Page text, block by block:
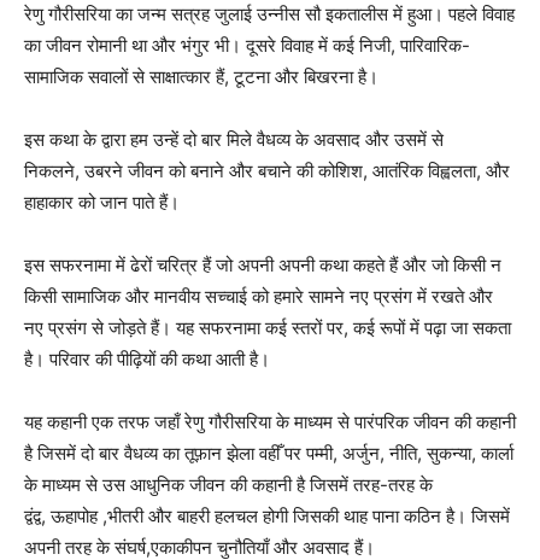
रेणु गौरीसरिया का जन्म सत्रह जुलाई उन्नीस सौ इकतालीस में हुआ। पहले विवाह
का जीवन रोमानी था और भंगुर भी। दूसरे विवाह में कई निजी, पारिवारिक-
सामाजिक सवालों से साक्षात्कार हैं, टूटना और बिखरना है।
इस कथा के द्वारा हम उन्हें दो बार मिले वैधव्य के अवसाद और उसमें से
निकलने, उबरने जीवन को बनाने और बचाने की कोशिश, आतंरिक विह्वलता, और
हाहाकार को जान पाते हैं।
इस सफरनामा में ढेरों चरित्र हैं जो अपनी अपनी कथा कहते हैं और जो किसी न
किसी सामाजिक और मानवीय सच्चाई को हमारे सामने नए प्रसंग में रखते और
नए प्रसंग से जोड़ते हैं। यह सफरनामा कई स्तरों पर, कई रूपों में पढ़ा जा सकता
है। परिवार की पीढ़ियों की कथा आती है।
यह कहानी एक तरफ जहाँ रेणु गौरीसरिया के माध्यम से पारंपरिक जीवन की कहानी
है जिसमें दो बार वैधव्य का तूफ़ान झेला वहीँ पर पम्मी, अर्जुन, नीति, सुकन्या, कार्ला
के माध्यम से उस आधुनिक जीवन की कहानी है जिसमें तरह-तरह के
द्वंद्व, ऊहापोह ,भीतरी और बाहरी हलचल होगी जिसकी थाह पाना कठिन है। जिसमें
अपनी तरह के संघर्ष,एकाकीपन चुनौतियाँ और अवसाद हैं।